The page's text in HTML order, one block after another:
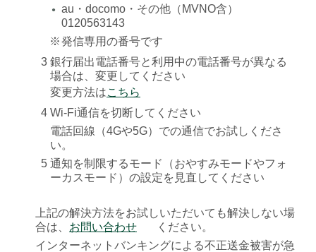
●
au・docomo・その他（MVNO含）
0120563143
※発信専用の番号です
3 銀行届出電話番号と利用中の電話番号が異なる
場合は、変更してください
変更方法はこちら
4 Wi-Fi通信を切断してください
電話回線（4Gや5G）での通信でお試しくださ
い。
5 通知を制限するモード（おやすみモードやフォ
ーカスモード）の設定を見直してください
上記の解決方法をお試しいただいても解決しない場
合は、 お問い合わせ
ください。
インターネットバンキングによる不正送金被害が急